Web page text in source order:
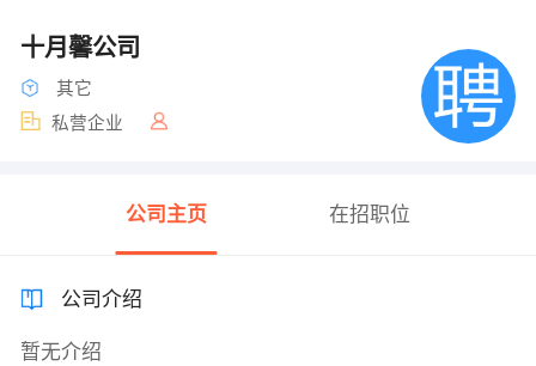
十月馨公司
其它
私营企业
公司主页 在招职位
公司介绍
暂无介绍